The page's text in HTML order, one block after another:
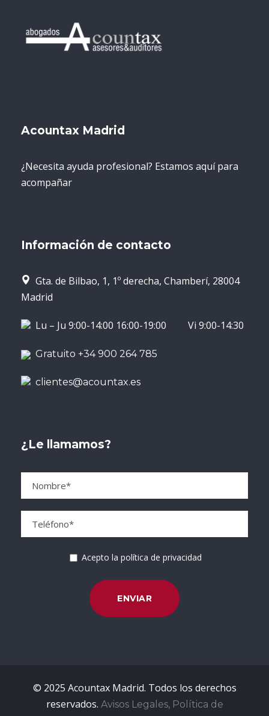
Acountax Madrid
¿Necesita ayuda profesional? Estamos aquí para
acompañar
Información de contacto
Gta. de Bilbao, 1, 1º derecha, Chamberí, 28004
Madrid
Lu – Ju 9:00-14:00 16:00-19:00 Vi 9:00-14:30
Gratuito +34 900 264 785
clientes@acountax.es
¿Le llamamos?
Acepto la política de privacidad
© 2025 Acountax Madrid. Todos los derechos
reservados. Avisos Legales, Política de